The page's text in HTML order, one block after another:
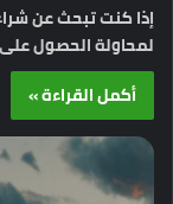
لمحاولة الحصول
أكمل القراءة »